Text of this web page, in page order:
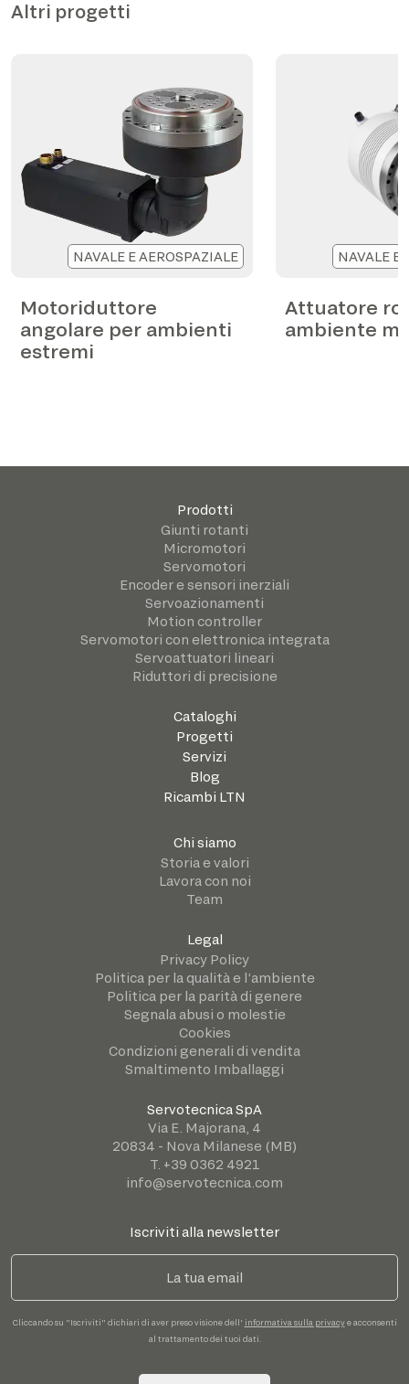
Altri progetti
NAVALE E AEROSPAZIALE
Motoriduttore
angolare per ambienti
estremi
NAVALE E
Attuatore
ambiente
Prodotti
Giunti rotanti
Micromotori
Servomotori
Encoder e sensori inerziali
Servoazionamenti
Motion controller
Servomotori con elettronica integrata
Servoattuatori lineari
Riduttori di precisione
Cataloghi
Progetti
Servizi
Blog
Ricambi LTN
Chi siamo
Storia e valori
Lavora con noi
Team
Legal
Privacy Policy
Politica per la qualità e l’ambiente
Politica per la parità di genere
Segnala abusi o molestie
Cookies
Condizioni generali di vendita
Smaltimento Imballaggi
Servotecnica SpA
Via E. Majorana, 4
20834 - Nova Milanese (MB)
T. +39 0362 4921
info@servotecnica.com
Iscriviti alla newsletter
Cliccando su "Iscriviti" dichiari di aver preso visione dell' informativa sulla privacye acconsenti
al trattamento dei tuoi dati.